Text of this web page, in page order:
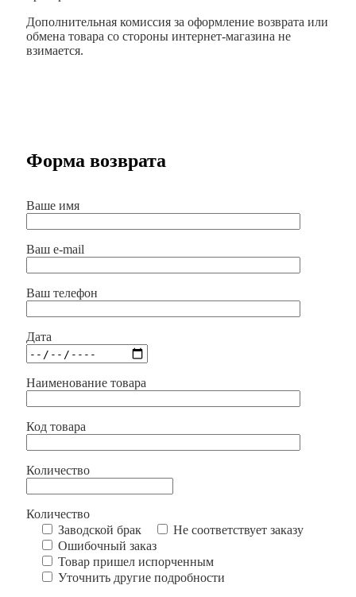
Дополнительная комиссия за оформление возврата или
обмена товара со стороны интернет-магазина не
взимается.
Форма возврата
Ваше имя
Ваш e-mail
Ваш телефон
Дата
Наименование товара
Код товара
Количество
Количество
Заводской брак
Не соответствует заказу
Ошибочный заказ
Товар пришел испорченным
Уточнить другие подробности